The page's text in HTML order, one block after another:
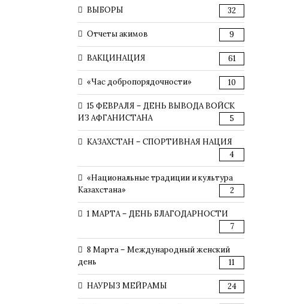
ВЫБОРЫ 32
Отчеты акимов 9
ВАКЦИНАЦИЯ 61
«Час добропорядочности» 10
15 ФЕВРАЛЯ – ДЕНЬ ВЫВОДА ВОЙСК
ИЗ АФГАНИСТАНА
5
КАЗАХСТАН – СПОРТИВНАЯ НАЦИЯ
4
«Национальные традиции и культура
Казахстана»
2
1 МАРТА – ДЕНЬ БЛАГОДАРНОСТИ
7
8 Марта – Международный женский
день
11
НАУРЫЗ МЕЙРАМЫ 24